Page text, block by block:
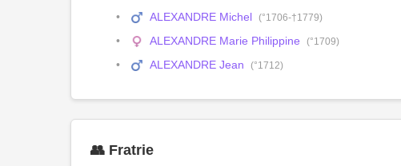
ALEXANDRE Michel (°1706-†1779)
ALEXANDRE Marie Philippine (°1709)
ALEXANDRE Jean (°1712)
👥 Fratrie